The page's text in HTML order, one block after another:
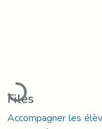
Loading...
Files
Accompagner les